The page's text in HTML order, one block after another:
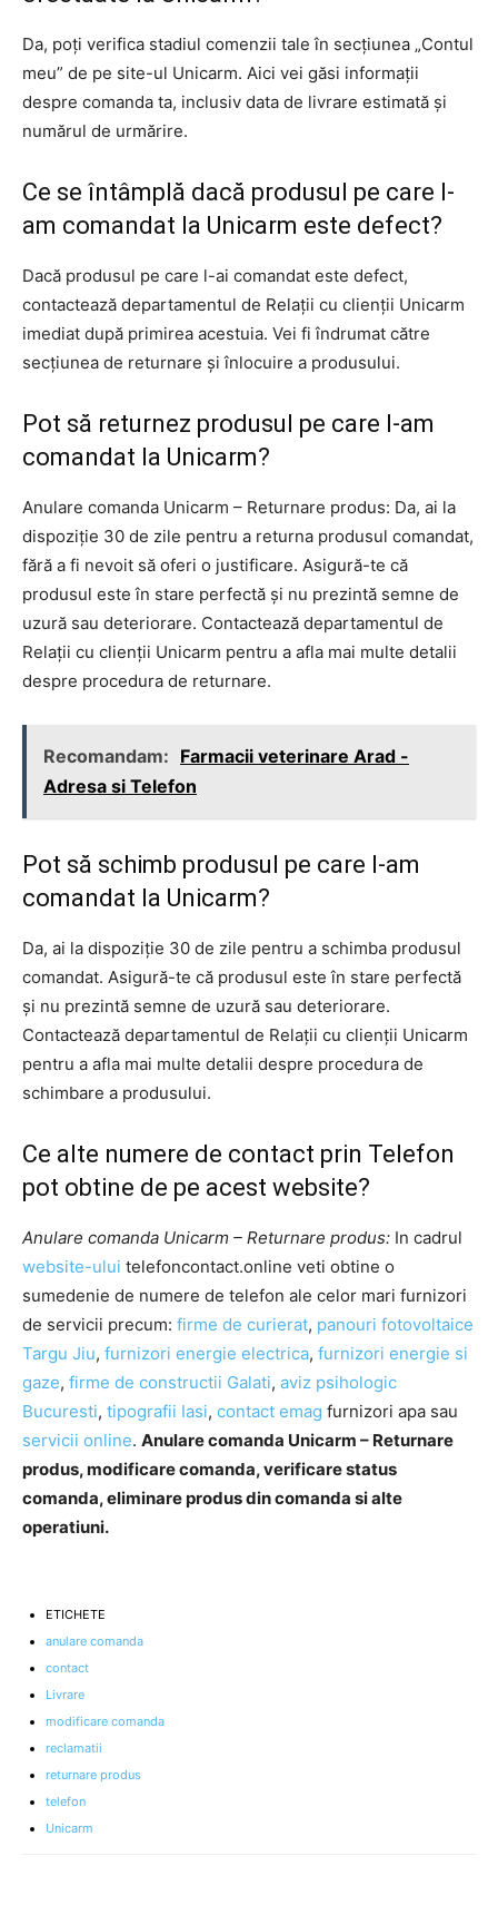
Da, poți verifica stadiul comenzii tale în secțiunea „Contul
meu” de pe site-ul Unicarm. Aici vei găsi informații
despre comanda ta, inclusiv data de livrare estimată și
numărul de urmărire.
Ce se întâmplă dacă produsul pe care l-
am comandat la Unicarm este defect?
Dacă produsul pe care l-ai comandat este defect,
contactează departamentul de Relații cu clienții Unicarm
imediat după primirea acestuia. Vei fi îndrumat către
secțiunea de returnare și înlocuire a produsului.
Pot să returnez produsul pe care l-am
comandat la Unicarm?
Anulare comanda Unicarm – Returnare produs: Da, ai la
dispoziție 30 de zile pentru a returna produsul comandat,
fără a fi nevoit să oferi o justificare. Asigură-te că
produsul este în stare perfectă și nu prezintă semne de
uzură sau deteriorare. Contactează departamentul de
Relații cu clienții Unicarm pentru a afla mai multe detalii
despre procedura de returnare.
Recomandam: Farmacii veterinare Arad -
Adresa si Telefon
Pot să schimb produsul pe care l-am
comandat la Unicarm?
Da, ai la dispoziție 30 de zile pentru a schimba produsul
comandat. Asigură-te că produsul este în stare perfectă
și nu prezintă semne de uzură sau deteriorare.
Contactează departamentul de Relații cu clienții Unicarm
pentru a afla mai multe detalii despre procedura de
schimbare a produsului.
Ce alte numere de contact prin Telefon
pot obtine de pe acest website?
Anulare comanda Unicarm – Returnare produs: In cadrul
website-ului telefoncontact.online veti obtine o
sumedenie de numere de telefon ale celor mari furnizori
de servicii precum: firme de curierat, panouri fotovoltaice
Targu Jiu, furnizori energie electrica, furnizori energie si
gaze, firme de constructii Galati, aviz psihologic
Bucuresti, tipografii Iasi, contact emag furnizori apa sau
servicii online. Anulare comanda Unicarm – Returnare
produs, modificare comanda, verificare status
comanda, eliminare produs din comanda si alte
operatiuni.
ETICHETE
anulare comanda
contact
Livrare
modificare comanda
reclamatii
returnare produs
telefon
Unicarm